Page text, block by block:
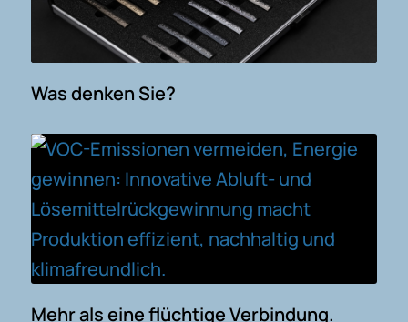
Was denken Sie?
Mehr als eine flüchtige Verbindung.